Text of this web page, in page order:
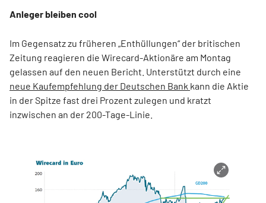
Anleger bleiben cool
Im Gegensatz zu früheren „Enthüllungen“ der britischen
Zeitung reagieren die Wirecard-Aktionäre am Montag
gelassen auf den neuen Bericht. Unterstützt durch eine
neue Kaufempfehlung der Deutschen Bank kann die Aktie
in der Spitze fast drei Prozent zulegen und kratzt
inzwischen an der 200-Tage-Linie.